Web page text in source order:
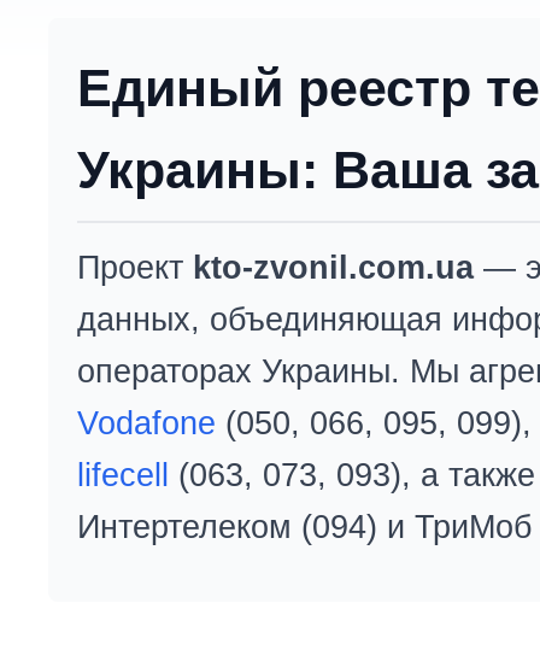
Единый реестр
Украины: Ваша
Проект kto-zvonil.com.ua—
данных, объединяющая
операторах Украины. Мы
Vodafone (050, 066, 095, 099),
lifecell
(063, 073, 093), а
Интертелеком (094) и ТриМоб